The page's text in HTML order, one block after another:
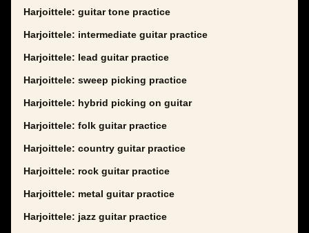
Harjoittele: guitar tone practice
Harjoittele: intermediate guitar practice
Harjoittele: lead guitar practice
Harjoittele: sweep picking practice
Harjoittele: hybrid picking on guitar
Harjoittele: folk guitar practice
Harjoittele: country guitar practice
Harjoittele: rock guitar practice
Harjoittele: metal guitar practice
Harjoittele: jazz guitar practice